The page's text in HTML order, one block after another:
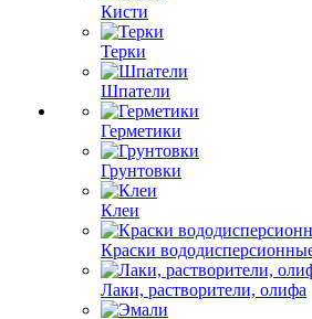
Кисти
Терки
Шпатели
Герметики
Грунтовки
Клеи
Краски
Лаки, растворители, олифа